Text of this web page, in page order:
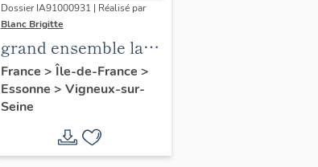
Dossier IA91000931 | Réalisé par
Blanc Brigitte
grand ensemble la
Prairie de l'Oly
France > Île-de-France >
Essonne > Vigneux-sur-
Seine